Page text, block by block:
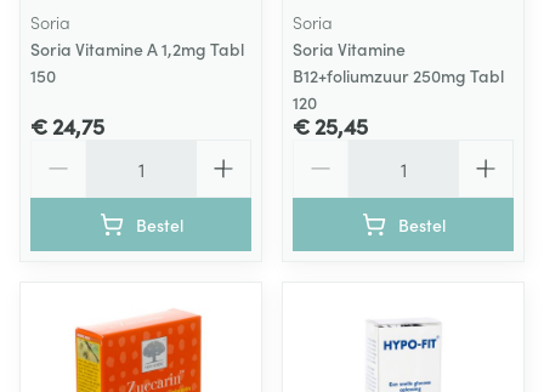
Soria
Soria Vitamine A 1,2mg Tabl
150
€ 24,75
Bestel
Soria
Soria Vitamine
B12+foliumzuur 250mg Tabl
120
€ 25,45
Bestel